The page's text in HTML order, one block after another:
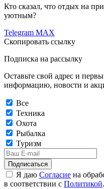
Кто сказал, что отдых на
уютным?
Telegram MAX
Скопировать ссылку
Подписка на рассылку
Оставьте свой адрес и
информацию, новости и
Все
Техника
Охота
Рыбалка
Туризм
Подписаться
Я даю Согласие на
в соответствии с Политикой.